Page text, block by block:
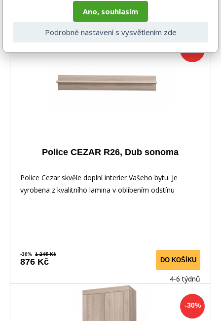
Police CEZAR R26, Dub sonoma
Police Cezar skvěle doplní interier Vašeho bytu. Je
vyrobena z kvalitního lamina v oblíbením odstínu
-30% 1 245 Kč
876 Kč DO KOŠÍKU
4-6 týdnů
-30%
Ano, souhlasím
Podrobné nastavení s vysvětlením zde